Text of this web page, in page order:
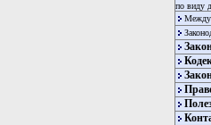
по виду